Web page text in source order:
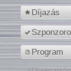
Díjazás
Program